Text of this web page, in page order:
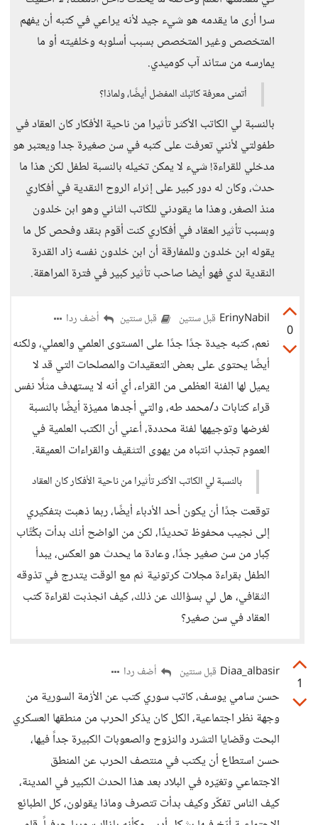
سرا أرى ما يقدمه هو شيء جيد لأنه يراعي في كتبه أن يفهم
المتخصص وغير المتخصص بسبب أسلوبه وخلفيته أو ما
يمارسه من ستاند آب كوميدي.
أتمنى معرفة كاتبك المفضل أيضًا، ولماذا؟
بالنسبة لي الكاتب الأكثر تأثيرا من ناحية الأفكار كان العقاد في
طفولتي لأنني تعرفت على كتبه في سن صغيرة جدا ويعتبر هو
مدخلي للقراءة! شيء لا يمكن تخيله بالنسبة لطفل لكن هذا ما
حدث، وكان له دور كبير على إثراء الروح النقدية في أفكاري
منذ الصغر، وهذا ما يقودني للكاتب الثاني وهو ابن خلدون
وبسبب تأثير العقاد في أفكاري كنت أقوم بنقد وفحص كل ما
يقوله ابن خلدون وللمفارقة أن ابن خلدون نفسه زاد القدرة
النقدية لدي فهو أيضا صاحب تأثير كبير في فترة المراهقة.
0
ErinyNabil قبل سنتين قبل سنتين أضف ردا
نعم، كتبه جيدة جدًا جدًا على المستوى العلمي والعملي، ولكنه
أيضًا يحتوى على بعض التعقيدات والمصلحات التي قد لا
يميل لها الفئة العظمى من القراء، أي أنه لا يستهدف مثلًا نفس
قراء كتابات د/محمد طه، والتي أجدها مميزة أيضًا بالنسبة
لغرضها وتوجيهها لفئة محددة، أعني أن الكتب العلمية في
العموم تجذب انتباه من يهوى التثقيف والقراءات العميقة.
بالنسبة لي الكاتب الأكثر تأثيرا من ناحية الأفكار كان العقاد
توقعت جدًا أن يكون أحد الأدباء أيضًا، ربما ذهبت بتفكيري
إلى نجيب محفوظ تحديدًا، لكن من الواضح أنك بدأت بكُتًاب
كِبار من سن صغير جدًا، وعادة ما يحدث هو العكس، يبدأ
الطفل بقراءة مجلات كرتونية ثم مع الوقت يتدرج في تذوقه
الثقافي، هل لي بسؤالك عن ذلك، كيف انجذبت لقراءة كتب
العقاد في سن صغير؟
1
Diaa_albasir قبل سنتين أضف ردا
حسن سامي يوسف، كاتب سوري كتب عن الأزمة السورية من
وجهة نظر اجتماعية، الكل كان يذكر الحرب من منطقها العسكري
البحت وقضايا التشرد والنزوح والصعوبات الكبيرة جداً فيها،
حسن استطاع أن يكتب في منتصف الحرب عن المنطق
الاجتماعي وتغيّره في البلاد بعد هذا الحدث الكبير في المدينة،
كيف الناس تفكّر وكيف بدأت تتصرف وماذا يقولون، كل الطبائع